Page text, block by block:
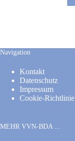
Navigation
Kontakt
Datenschutz
Impressum
Cookie-Richtlinie
MEHR VVN-BDA ...